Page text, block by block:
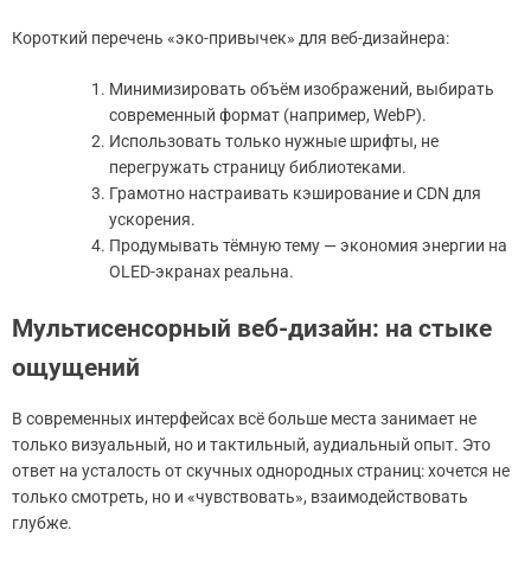
Короткий перечень «эко-привычек» для веб-дизайнера:
Минимизировать объём изображений, выбирать
современный формат (например, WebP).
Использовать только нужные шрифты, не
перегружать страницу библиотеками.
Грамотно настраивать кэширование и CDN для
ускорения.
Продумывать тёмную тему — экономия энергии на
OLED-экранах реальна.
Мультисенсорный веб-дизайн: на стыке
ощущений
В современных интерфейсах всё больше места занимает не
только визуальный, но и тактильный, аудиальный опыт. Это
ответ на усталость от скучных однородных страниц: хочется не
только смотреть, но и «чувствовать», взаимодействовать
глубже.